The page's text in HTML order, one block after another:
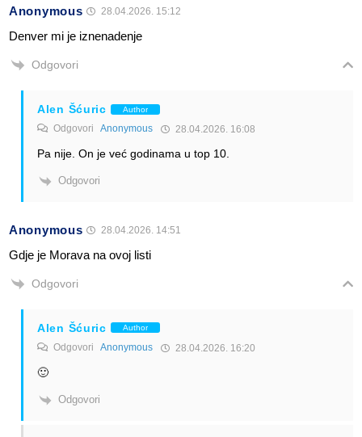
Anonymous 28.04.2026. 15:12
Denver mi je iznenadenje
Odgovori
Alen Šćuric Author
Odgovori Anonymous 28.04.2026. 16:08
Pa nije. On je već godinama u top 10.
Odgovori
Anonymous 28.04.2026. 14:51
Gdje je Morava na ovoj listi
Odgovori
Alen Šćuric Author
Odgovori Anonymous 28.04.2026. 16:20
🙂
Odgovori